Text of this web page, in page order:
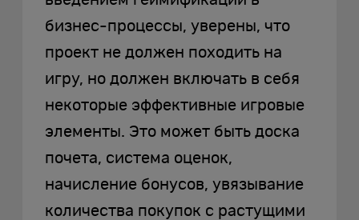
бизнес-процессы, уверены, что
проект не должен походить на
игру, но должен включать в себя
некоторые эффективные игровые
элементы. Это может быть доска
почета, система оценок,
начисление бонусов, увязывание
количества покупок с растущими